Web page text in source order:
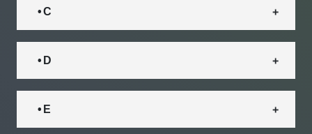
• C
• D
• E